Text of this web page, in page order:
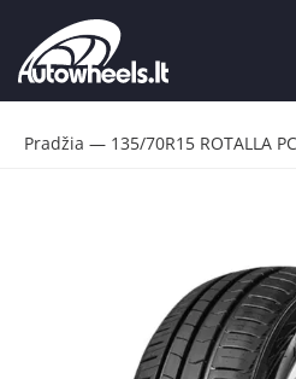
Pradžia — 135/70R15 ROTALLA